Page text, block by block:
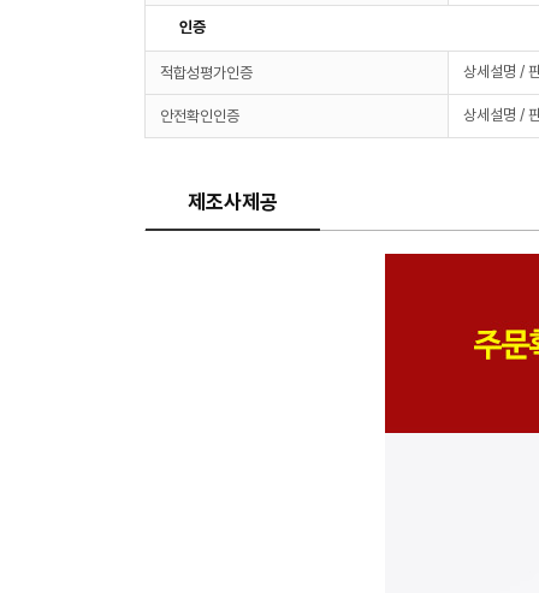
인증
적합성평가인증 상세설명 /
안전확인인증 상세설명 /
제조사제공